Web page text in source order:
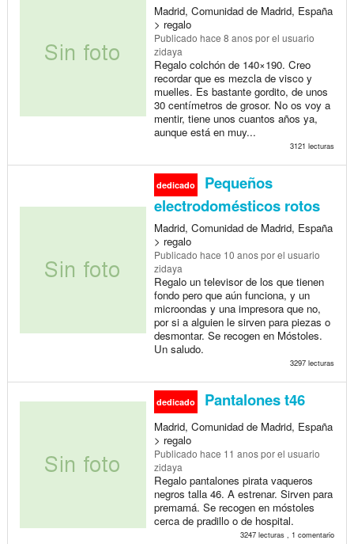
Madrid, Comunidad de Madrid, España
> regalo
Publicado hace 8 anospor el usuario
zidaya
Regalo colchón de 140×190. Creo
recordar que es mezcla de visco y
muelles. Es bastante gordito, de unos
30 centímetros de grosor. No os voy a
mentir, tiene unos cuantos años ya,
aunque está en muy...
3121 lecturas
dedicado
Pequeños
electrodomésticos rotos
Madrid, Comunidad de Madrid, España
> regalo
Publicado hace 10 anospor el usuario
zidaya
Regalo un televisor de los que tienen
fondo pero que aún funciona, y un
microondas y una impresora que no,
por si a alguien le sirven para piezas o
desmontar. Se recogen en Móstoles.
Un saludo.
3297 lecturas
dedicado Pantalones t46
Madrid, Comunidad de Madrid, España
> regalo
Publicado hace 11 anospor el usuario
zidaya
Regalo pantalones pirata vaqueros
negros talla 46. A estrenar. Sirven para
premamá. Se recogen en móstoles
cerca de pradillo o de hospital.
3247 lecturas , 1 comentario